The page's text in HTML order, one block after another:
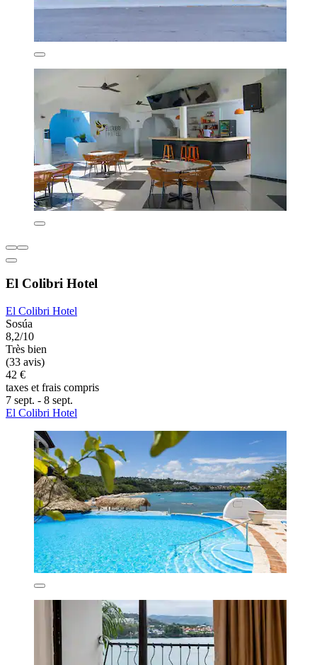
El Colibri Hotel
El Colibri Hotel
Sosúa
8,2/10
Très bien
(33 avis)
42 €
taxes et frais compris
7 sept. - 8 sept.
El Colibri Hotel